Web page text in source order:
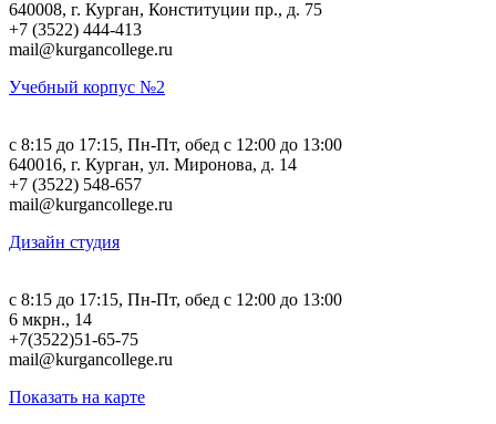
640008, г. Курган, Конституции пр., д. 75
+7 (3522) 444-413
mail@kurgancollege.ru
Учебный корпус №2
c 8:15 до 17:15, Пн-Пт, обед с 12:00 до 13:00
640016, г. Курган, ул. Миронова, д. 14
+7 (3522) 548-657
mail@kurgancollege.ru
Дизайн студия
c 8:15 до 17:15, Пн-Пт, обед с 12:00 до 13:00
6 мкрн., 14
+7(3522)51-65-75
mail@kurgancollege.ru
Показать на карте